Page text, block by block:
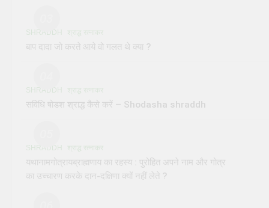
SHRADDH श्राद्ध रत्नाकर
बाप दादा जो करते आये वो गलत थे क्या ?
SHRADDH श्राद्ध रत्नाकर
सविधि षोडश श्राद्ध कैसे करें – Shodasha shraddh
SHRADDH श्राद्ध रत्नाकर
यथानामगोत्रायब्राह्मणाय का रहस्य : पुरोहित अपने नाम और गोत्र
का उच्चारण करके दान-दक्षिणा क्यों नहीं लेते ?